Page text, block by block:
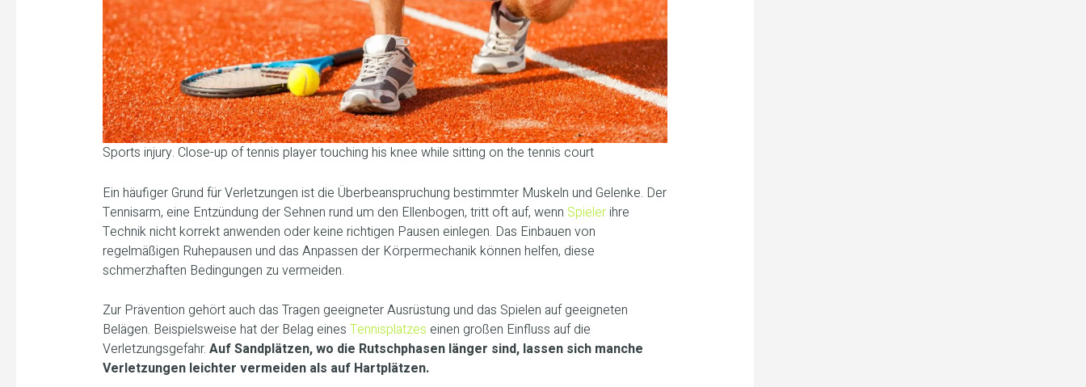
Sports injury. Close-up of tennis player touching his knee while sitting on the tennis court
Ein häufiger Grund für Verletzungen ist die Überbeanspruchung bestimmter Muskeln und Gelenke. Der
Tennisarm, eine Entzündung der Sehnen rund um den Ellenbogen, tritt oft auf, wenn Spielerihre
Technik nicht korrekt anwenden oder keine richtigen Pausen einlegen. Das Einbauen von
regelmäßigen Ruhepausen und das Anpassen der Körpermechanik können helfen, diese
schmerzhaften Bedingungen zu vermeiden.
Zur Prävention gehört auch das Tragen geeigneter Ausrüstung und das Spielen auf geeigneten
Belägen. Beispielsweise hat der Belag eines Tennisplatzes einen großen Einfluss auf die
Verletzungsgefahr. Auf Sandplätzen, wo die Rutschphasen länger sind, lassen sich manche
Verletzungen leichter vermeiden als auf Hartplätzen.